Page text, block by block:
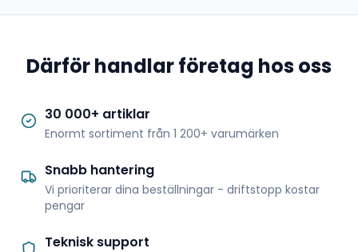
Därför handlar företag hos oss
30 000+ artiklar
Enormt sortiment från 1 200+ varumärken
Snabb hantering
Vi prioriterar dina beställningar - driftstopp kostar
pengar
Teknisk support